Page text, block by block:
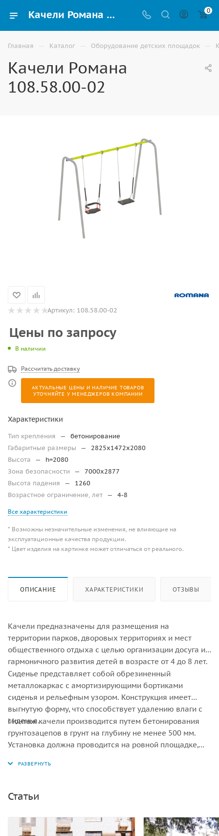
Качели Романа 108.58.00-02 купить для детей уличные по доступной цене в Элисте 0
Главная — Каталог — Оборудование детских площадок —
Качели Романа
108.58.00-02
Артикул: 108.58.00-02
Цены по запросу
В наличии
Рассчитать доставку
АКТУАЛЬНЫЕ ЦЕНЫ И НАЛИЧИЕ ТОВАРОВ
УТОЧНЯЙТЕ У МЕНЕДЖЕРОВ КОМПАНИИ
Характеристики
Тип крепления —
бетонирование
Габаритные размеры
—
2825х1472х2080
Высота
—
h=2080
Зона безопасности
—
7000х2877
Высота падения
—
1260
Возрастное ограничение, лет — 4-8
Все характеристики
* Возможны незначительные изменения, не влияющие на
эксплуатационные качества продукции.
* Цвет изделия на картинке может отличаться от реального.
ОПИСАНИЕ ХАРАКТЕРИСТИКИ ОТЗЫВЫ
Качели предназначены для размещения на
территории парков, дворовых территориях и мест
общественного отдыха с целью организации досуга и
гармоничного развития детей в возрасте от 4 до 8 лет.
Сиденье представляет собой обрезиненный
металлокаркас с амортизирующими бортиками
сиденья и рельефным узором. Конструкция имеет
выгнутую форму, что способствует удалению влаги с
сиденья.
Монтаж качели производится путем бетонирования
грунтозацепов в грунт на глубину не менее 500 мм.
Установка должна проводится на ровной площадке,
должно быть ударопоглощающее покрытие (песок,
Статьи